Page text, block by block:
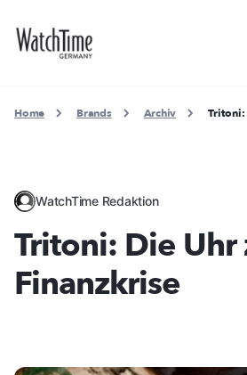
Home Brands Archiv Tritoni:
WatchTime Redaktion
Tritoni: Die Uhr
Finanzkrise